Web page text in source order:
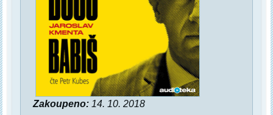
Zakoupeno: 14. 10. 2018